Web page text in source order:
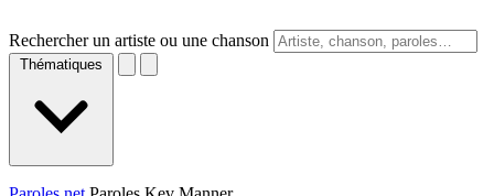
Rechercher un artiste ou une chanson
Thématiques